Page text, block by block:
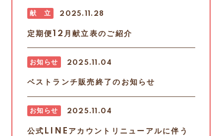
2025.11.28
献 立
定期便12月献立表のご紹介
2025.11.04
お知らせ
ベストランチ販売終了のお知らせ
2025.11.04
お知らせ
公式LINEアカウントリニューアルに伴う